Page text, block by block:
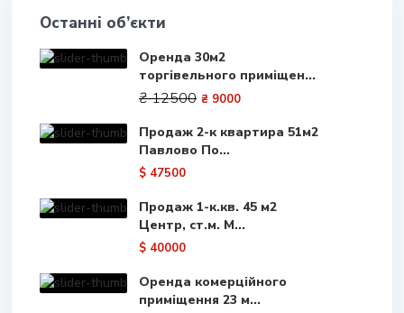
Останні об’єкти
Оренда 30м2
торгівельного приміщен...
₴ 12500 ₴ 9000
Продаж 2-к квартира 51м2
Павлово По...
$ 47500
Продаж 1-к.кв. 45 м2
Центр, ст.м. М...
$ 40000
Оренда комерційного
приміщення 23 м...